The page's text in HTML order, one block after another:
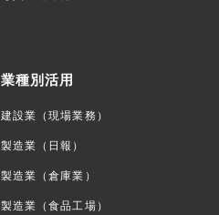
業種別活用
建設業（現場業務）
製造業（日報）
製造業（倉庫業）
製造業（食品工場）